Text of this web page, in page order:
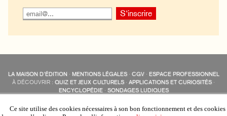
LA MAISON D’ÉDITION · MENTIONS LÉGALES· CGV· ESPACE PROFESSIONNEL
À DÉCOUVRIR : QUIZ ET JEUX CULTURELS · APPLICATIONS ET CURIOSITÉS ·
ENCYCLOPÉDIE· SONDAGES LUDIQUES
COLLECTIONS :SAMBUC·ÉDISOLUM·REVUE LITTÉRAIREL’EAU-FORTE
AUTRES SITES :COLL. « LES ÉDISOLUM »
Ce site utilise des cookies nécessaires à son bon fonctionnement et des cookies